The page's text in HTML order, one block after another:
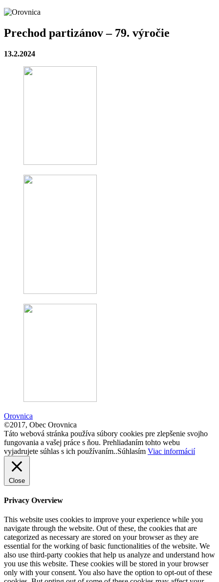
Prechod partizánov – 79. výročie
13.2.2024
Orovnica
©2017, Obec Orovnica
Táto webová stránka používa súbory cookies pre zlepšenie svojho
fungovania a vašej práce s ňou. Prehliadaním tohto webu
vyjadrujete súhlas s ich používaním..Súhlasím Viac informácií
Close
Privacy Overview
This website uses cookies to improve your experience while you
navigate through the website. Out of these, the cookies that are
categorized as necessary are stored on your browser as they are
essential for the working of basic functionalities of the website. We
also use third-party cookies that help us analyze and understand how
you use this website. These cookies will be stored in your browser
only with your consent. You also have the option to opt-out of these